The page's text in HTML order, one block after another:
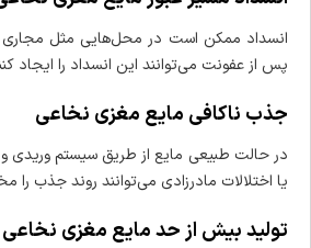
انسداد ممکن است در محل‌هایی مثل
پس از عفونت می‌توانند این انسداد را ایجاد
جذب ناکافی مایع مغزی نخاعی
در حالت طبیعی مایع از طریق سیستم وریدی
یا اختلالات مادرزادی می‌توانند روند جذب را
تولید بیش از حد مایع مغزی نخاعی